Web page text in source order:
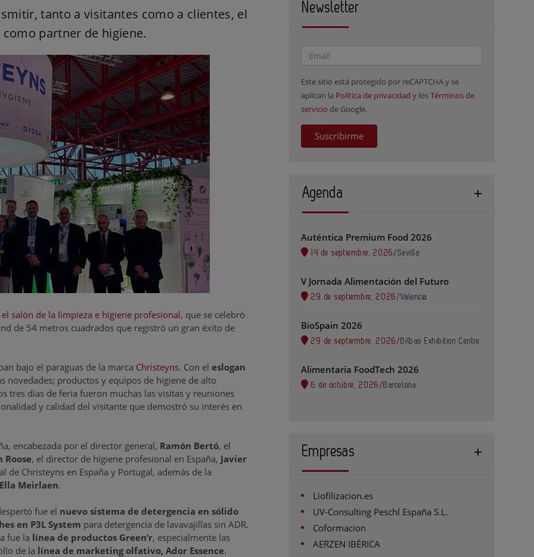
tanto a visitantes como a clientes, el
partner de higiene.
salón de la limpieza e higiene profesional, que se celebró
de 54 metros cuadrados que registró un gran éxito de
bajo el paraguas de la marca Christeyns. Con el eslogan
novedades; productos y equipos de higiene de alto
tres días de feria fueron muchas las visitas y reuniones
y calidad del visitante que demostró su interés en
encabezada por el director general, Ramón Bertó, el
Roose, el director de higiene profesional en España, Javier
Christeyns en España y Portugal, además de la
Ella Meirlaen.
fue el nuevo sistema de detergencia en sólido
en P3L System para detergencia de lavavajillas sin ADR.
fue la línea de productos Green’r, especialmente las
de la línea de marketing olfativo, Ador Essence.
Newsletter
Este sitio está protegido por reCAPTCHA y se
aplican la Política de privacidad y losTérminos de
servicio de Google.
Suscribirme
Agenda
Auténtica Premium Food 2026
14 de septiembre, 2026 /Sevilla
V Jornada Alimentación del Futuro
29 de septiembre, 2026 /Valencia
BioSpain 2026
29 de septiembre, 2026 / Bilbao Exhibition Centre
Alimentaria FoodTech 2026
6 de octubre, 2026 / Barcelona
Empresas
Liofilizacion.es
UV-Consulting Peschl España S.L.
Coformacion
AERZEN IBÉRICA